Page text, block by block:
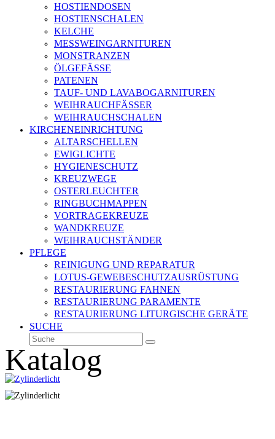
HOSTIENDOSEN
HOSTIENSCHALEN
KELCHE
MESSWEINGARNITUREN
MONSTRANZEN
ÖLGEFÄSSE
PATENEN
TAUF- UND LAVABOGARNITUREN
WEIHRAUCHFÄSSER
WEIHRAUCHSCHALEN
KIRCHENEINRICHTUNG
ALTARSCHELLEN
EWIGLICHTE
HYGIENESCHUTZ
KREUZWEGE
OSTERLEUCHTER
RINGBUCHMAPPEN
VORTRAGEKREUZE
WANDKREUZE
WEIHRAUCHSTÄNDER
PFLEGE
REINIGUNG UND REPARATUR
LOTUS-GEWEBESCHUTZAUSRÜSTUNG
RESTAURIERUNG FAHNEN
RESTAURIERUNG PARAMENTE
RESTAURIERUNG LITURGISCHE GERÄTE
SUCHE
Suche
Senden
Katalog